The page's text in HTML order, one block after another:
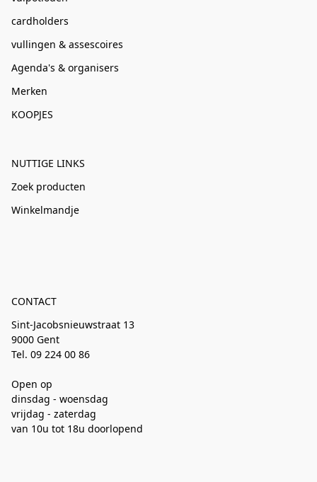
cardholders
vullingen & assescoires
Agenda's & organisers
Merken
KOOPJES
NUTTIGE LINKS
Zoek producten
Winkelmandje
CONTACT
Sint-Jacobsnieuwstraat 13
9000 Gent
Tel. 09 224 00 86
Open op
dinsdag - woensdag
vrijdag - zaterdag
van 10u tot 18u doorlopend